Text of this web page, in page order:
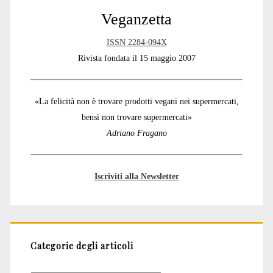
Veganzetta
ISSN 2284-094X
Rivista fondata il 15 maggio 2007
«La felicità non è trovare prodotti vegani nei supermercati,
bensì non trovare supermercati»
Adriano Fragano
Iscriviti alla Newsletter
Categorie degli articoli